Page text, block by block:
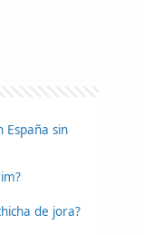
España sin
de jora?